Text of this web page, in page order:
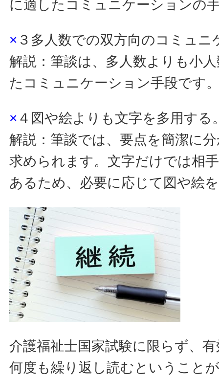
に適したコミュニケーションの
× ３多人数での双方向のコミュ
解説：筆談は、多人数よりも小
たコミュニケーション手段です
× ４図や絵よりも文字を多用する
解説：筆談では、要点を簡潔に
求められます。文字だけでは相
あるため、必要に応じて図や絵
介護福祉士国家試験に限らず、
何度も繰り返し読むということ